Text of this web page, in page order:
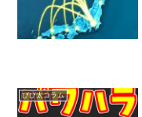
びび太コラム